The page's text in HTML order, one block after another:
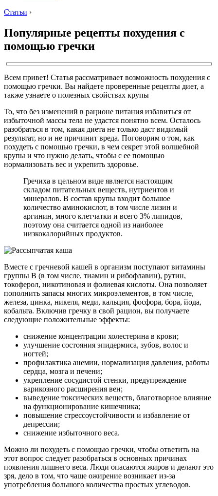
Статьи ›
Популярные рецепты похудения с
помощью гречки
Всем привет! Статья рассматривает возможность похудения с
помощью гречки. Вы найдете проверенные рецепты диет, а
также узнаете о полезных свойствах крупы
То, что без изменений в рационе питания избавиться от
избыточной массы тела не удастся понятно всем. Осталось
разобраться в том, какая диета не только даст видимый
результат, но и не причинит вреда. Поговорим о том, как
похудеть с помощью гречки, в чем секрет этой волшебной
крупы и что нужно делать, чтобы с ее помощью
нормализовать вес и укрепить здоровье.
Гречиха в цельном виде является настоящим
складом питательных веществ, нутриентов и
минералов. В состав крупы входит большое
количество аминокислот, в том числе лизин и
аргинин, много клетчатки и всего 3% липидов,
поэтому она считается одной из наиболее
низкокалорийных продуктов.
Вместе с гречневой кашей в организм поступают витамины
группы В (в том числе, тиамин и рибофлавин), рутин,
токоферол, никотиновая и фолиевая кислоты. Она позволяет
пополнить запасы многих микроэлементов, в том числе,
железа, цинка, никеля, меди, кальция, фосфора, бора, йода,
кобальта. Включив гречку в свой рацион, вы получаете
следующие положительные эффекты:
снижение концентрации холестерина в крови;
улучшение состояния эпидермиса, зубов, волос и
ногтей;
профилактика анемии, нормализация давления, работы
сердца, мозга и печени;
укрепление сосудистой стенки, предупреждение
варикозного расширения вен;
выведение токсических веществ, благотворное влияние
на функционирование кишечника;
повышение стрессоустойчивости и избавление от
депрессии;
снижение избыточного веса.
Можно ли похудеть с помощью гречки, чтобы ответить на
этот вопрос следует разобраться в основных причинах
появления лишнего веса. Люди опасаются жиров и делают это
зря, дело в том, что чаще ожирение возникает из-за
употребления большого количества простых углеводов.